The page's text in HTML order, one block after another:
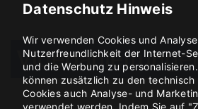
Datenschutz Hinweis
Wir verwenden Cookies und
Nutzerfreundlichkeit der Internet-
und die Werbung zu
können zusätzlich zu den
Cookies auch Analyse- und
verwendet werden. Indem Sie auf